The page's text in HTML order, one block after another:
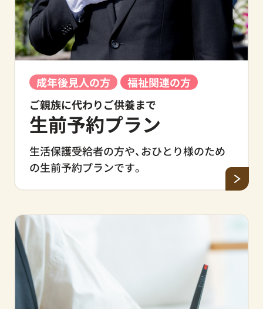
成年後見人の方
福祉関連の方
ご親族に代わりご供養まで
生前予約プラン
生活保護受給者の方や、おひとり様のため
の生前予約プランです。